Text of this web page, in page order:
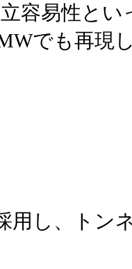
容易性と
でも再現
し、トン